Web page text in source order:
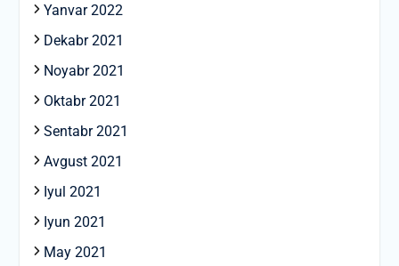
Yanvar 2022
Dekabr 2021
Noyabr 2021
Oktabr 2021
Sentabr 2021
Avgust 2021
Iyul 2021
Iyun 2021
May 2021